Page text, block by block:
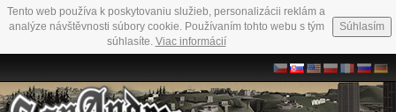
Tento web používa k poskytovaniu služieb, personalizácii reklám a
analýze návštěvnosti súbory cookie. Používaním tohto webu s tým
súhlasíte. Viac informácií
Súhlasím